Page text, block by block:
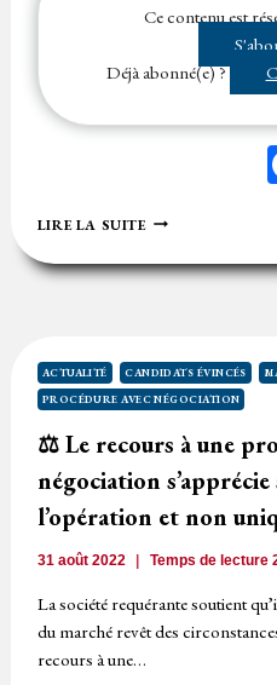
L’acheteur peut passer un
dans le cadre d’un appel d’offres
inacceptables, au sens…...
Ce contenu est
Déjà abonné(e) ?
LIRE LA SUITE⚖️DÉCLARATION
:
UN
MODIFIÉ
ACTUALITÉ CANDIDATS ÉVINCÉS
PROCÉDURE AVEC NÉGOCIATION
⚖️ Le recours à une
négociation s’apprécie
l’opération et non
31 août 2022 Temps de lecture
La société requérante soutient
du marché revêt des
recours à une…